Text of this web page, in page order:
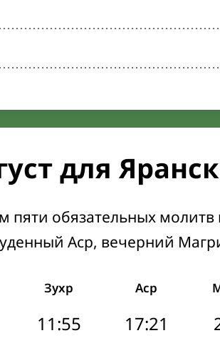
для
пяти обязательных
Аср, вечерний
Зухр Аср
11:55 17:21